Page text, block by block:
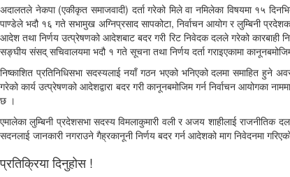
अदालतले नेकपा (एकीकृत समाजवादी) दर्ता गरेको मिले वा नमिलेका विषयमा १५
पाण्डेले भदौ १६ गते सभामुख अग्निप्रसाद सापकोटा, निर्वाचन आयोग र लुम्बिनी प्रदेशका
आदेश तथा निर्णय उत्प्रेषणको आदेशबाट बदर गरी रिट निवेदक दलले गरेको कारबाही
सङ्घीय संसद् सचिवालयमा भदौ १ गते सूचना तथा निर्णय दर्ता गराइएकामा
निष्काशित प्रतिनिधिसभा सदस्यलाई नयाँ गठन भएको भनिएको दलमा समाहित हुने
गरेको कार्य उत्प्रेषणको आदेशद्वारा बदर गरी कानूनबमोजिम गर्न निर्वाचन आयोगका
छ ।
एमालेका लुम्बिनी प्रदेशसभा सदस्य विमलाकुमारी वली र अजय शाहीलाई राजनीतिक
सदनलाई जानकारी नगराउने गैह्रकानूनी निर्णय बदर गर्न आदेशको माग निवेदनमा
प्रतिक्रिया दिनुहोस !